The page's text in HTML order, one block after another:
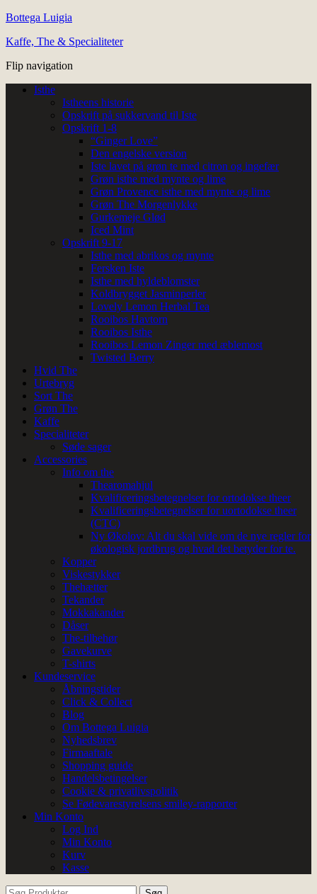
Bottega Luigia
Kaffe, The & Specialiteter
Flip navigation
Isthe
Istheens historie
Opskrift på sukkervand til Iste
Opskrift 1-8
“Ginger Love”
Den engelske version
Iste lavet på grøn te med citron og ingefær
Grøn isthe med mynte og lime
Grøn Provence isthe med mynte og lime
Grøn The Morgenlykke
Gurkemeje Glød
Iced Mint
Opskrift 9-17
Isthe med abrikos og mynte
Fersken Iste
Isthe med hyldeblomster
Koldbrygget Jasminperler
Lovely Lemon Herbal Tea
Rooibos Havtorn
Rooibos Isthe
Rooibos Lemon Zinger med æblemost
Twisted Berry
Hvid The
Urtebryg
Sort The
Grøn The
Kaffe
Specialiteter
Søde sager
Accessories
Info om the
Thearomahjul
Kvalificeringsbetegnelser for ortodokse theer
Kvalificeringsbetegnelser for uortodokse theer
(CTC)
Ny Økolov: Alt du skal vide om de nye regler for
økologisk jordbrug og hvad det betyder for te.
Kopper
Viskestykker
Thehætter
Tekander
Mokkakander
Dåser
The-tilbehør
Gavekurve
T-shirts
Kundeservice
Åbningstider
Click & Collect
Blog
Om Bottega Luigia
Nyhedsbrev
Firmaaftale
Shopping guide
Handelsbetingelser
Cookie & privatlivspolitik
Se Fødevarestyrelsens smiley-rapporter
Min Konto
Log Ind
Min Konto
Kurv
Kasse